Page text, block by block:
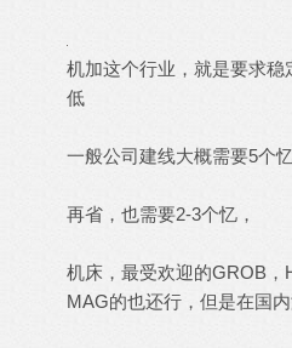
机加这个行业，就是要求
低
一般公司建线大概需要5个
再省，也需要2-3个忆，
机床，最受欢迎的GROB，
MAG的也还行，但是在国